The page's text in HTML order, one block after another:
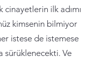
cinayetlerin ilk adımı
kimsenin bilmiyor
istese de istemese
sürüklenecekti. Ve